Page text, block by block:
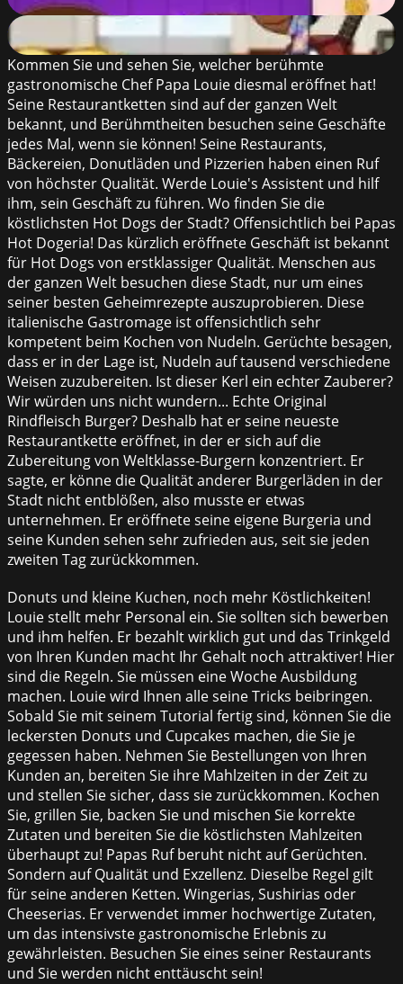
62%
Papa's Taco Mia
61%
Kommen Sie und sehen Sie, welcher berühmte
gastronomische Chef Papa Louie diesmal eröffnet hat!
Seine Restaurantketten sind auf der ganzen Welt
bekannt, und Berühmtheiten besuchen seine Geschäfte
jedes Mal, wenn sie können! Seine Restaurants,
Bäckereien, Donutläden und Pizzerien haben einen Ruf
von höchster Qualität. Werde Louie's Assistent und hilf
ihm, sein Geschäft zu führen. Wo finden Sie die
köstlichsten Hot Dogs der Stadt? Offensichtlich bei Papas
Hot Dogeria! Das kürzlich eröffnete Geschäft ist bekannt
für Hot Dogs von erstklassiger Qualität. Menschen aus
der ganzen Welt besuchen diese Stadt, nur um eines
seiner besten Geheimrezepte auszuprobieren. Diese
italienische Gastromage ist offensichtlich sehr
kompetent beim Kochen von Nudeln. Gerüchte besagen,
dass er in der Lage ist, Nudeln auf tausend verschiedene
Weisen zuzubereiten. Ist dieser Kerl ein echter Zauberer?
Wir würden uns nicht wundern... Echte Original
Rindfleisch Burger? Deshalb hat er seine neueste
Restaurantkette eröffnet, in der er sich auf die
Zubereitung von Weltklasse-Burgern konzentriert. Er
sagte, er könne die Qualität anderer Burgerläden in der
Stadt nicht entblößen, also musste er etwas
unternehmen. Er eröffnete seine eigene Burgeria und
seine Kunden sehen sehr zufrieden aus, seit sie jeden
zweiten Tag zurückkommen.
Donuts und kleine Kuchen, noch mehr Köstlichkeiten!
Louie stellt mehr Personal ein. Sie sollten sich bewerben
und ihm helfen. Er bezahlt wirklich gut und das Trinkgeld
von Ihren Kunden macht Ihr Gehalt noch attraktiver! Hier
sind die Regeln. Sie müssen eine Woche Ausbildung
machen. Louie wird Ihnen alle seine Tricks beibringen.
Sobald Sie mit seinem Tutorial fertig sind, können Sie die
leckersten Donuts und Cupcakes machen, die Sie je
gegessen haben. Nehmen Sie Bestellungen von Ihren
Kunden an, bereiten Sie ihre Mahlzeiten in der Zeit zu
und stellen Sie sicher, dass sie zurückkommen. Kochen
Sie, grillen Sie, backen Sie und mischen Sie korrekte
Zutaten und bereiten Sie die köstlichsten Mahlzeiten
überhaupt zu! Papas Ruf beruht nicht auf Gerüchten.
Sondern auf Qualität und Exzellenz. Dieselbe Regel gilt
für seine anderen Ketten. Wingerias, Sushirias oder
Cheeserias. Er verwendet immer hochwertige Zutaten,
um das intensivste gastronomische Erlebnis zu
gewährleisten. Besuchen Sie eines seiner Restaurants
und Sie werden nicht enttäuscht sein!